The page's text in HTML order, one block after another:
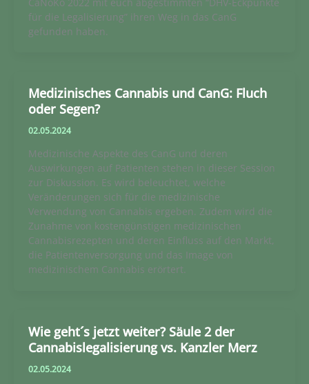
für die Legalisierung” ihren Weg in das CanG
gefunden haben.
Medizinisches Cannabis und CanG: Fluch
oder Segen?
02.05.2024
Medizinische Aspekte des CanG und deren
Auswirkungen auf Patienten stehen in dieser Session
zur Diskussion. Es wird beleuchtet, welche
Veränderungen sich für die medizinische
Verwendung von Cannabis ergeben. Zudem wird die
Zunahme von kostengünstigen medizinischen
Cannabisrezepten und deren Einfluss auf den Markt,
die Patientenversorgung und das Image von
medizinischem Cannabis erörtert.
Wie geht´s jetzt weiter? Säule 2 der
Cannabislegalisierung vs. Kanzler Merz
02.05.2024